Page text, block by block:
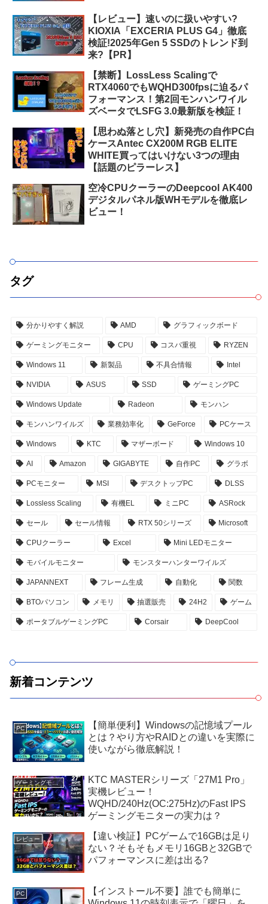
【レビュー】速いのに扱いやすい?
KIOXIA「EXCERIA PLUS G4」徹底
検証!2025年Gen 5 SSDのトレンド到
来?【PR】
【禁断】LossLess Scalingで
RTX4060でもWQHD300fpsに迫るパ
フォーマンス！第2回モンハンワイル
ズベータでLSFG 3.0最新版を検証！
【思わぬ落とし穴】新発売の自作PC白
ケースAntec CX200M RGB ELITE
WHITE買ってはいけない3つの理由
【話題のピラーレス】
空冷CPUクーラーのDeepcool AK400
デジタルパネル版WHモデルを徹底レ
ビュー！
タグ
分かりやすく解説 AMD グラフィックボード
ゲーミングモニター CPU コスパ重視 RYZEN
Windows 11 新製品 不具合情報 Intel
NVIDIA ASUS SSD ゲーミングPC
Windows Update Radeon モンハン
モンハンワイルズ 業務効率化 GeForce PCケース
Windows KTC マザーボード Windows 10
AI Amazon GIGABYTE 自作PC グラボ
PCモニター MSI デスクトップPC DLSS
Lossless Scaling 有機EL ミニPC ASRock
セール セール情報 RTX 50シリーズ Microsoft
CPUクーラー Excel Mini LEDモニター
モバイルモニター モンスターハンターワイルズ
JAPANNEXT フレーム生成 自動化 関数
BTOパソコン メモリ 抽選販売 24H2 ゲーム
ポータブルゲーミングPC Corsair DeepCool
新着コンテンツ
PC
【簡単便利】Windowsの記憶域プール
とは？やり方やRAIDとの違いを実際に
使いながら徹底解説！
ゲーミングモニター
KTC MASTERシリーズ「27M1 Pro」
実機レビュー！
WQHD/240Hz(OC:275Hz)のFast IPS
ゲーミングモニターの実力は？
レビュー
【違い検証】PCゲームで16GBは足り
ない？そもそもメモリ16GBと32GBで
パフォーマンスに差は出る?
PC
【インストール不要】誰でも簡単に